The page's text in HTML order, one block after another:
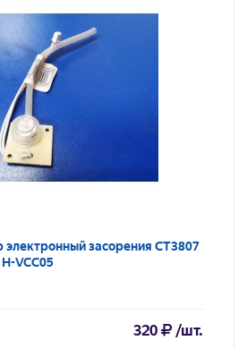
электронный засорения CT3807
VCC05
320 /шт.